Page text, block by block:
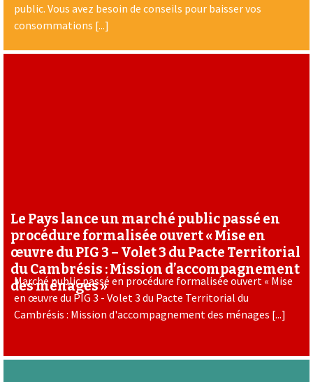
public. Vous avez besoin de conseils pour baisser vos
consommations [...]
Le Pays lance un marché public passé en
procédure formalisée ouvert « Mise en
œuvre du PIG 3 – Volet 3 du Pacte Territorial
du Cambrésis : Mission d’accompagnement
des ménages »
Marché public passé en procédure formalisée ouvert « Mise
en œuvre du PIG 3 - Volet 3 du Pacte Territorial du
Cambrésis : Mission d'accompagnement des ménages [...]